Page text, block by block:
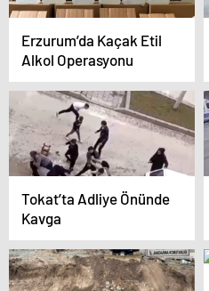
Erzurum’da Kaçak Etil
Alkol Operasyonu
Tokat’ta Adliye Önünde
Kavga